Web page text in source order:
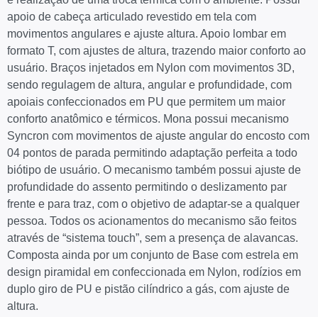
apoio de cabeça articulado revestido em tela com
movimentos angulares e ajuste altura. Apoio lombar em
formato T, com ajustes de altura, trazendo maior conforto ao
usuário. Braços injetados em Nylon com movimentos 3D,
sendo regulagem de altura, angular e profundidade, com
apoiais confeccionados em PU que permitem um maior
conforto anatômico e térmicos. Mona possui mecanismo
Syncron com movimentos de ajuste angular do encosto com
04 pontos de parada permitindo adaptação perfeita a todo
biótipo de usuário. O mecanismo também possui ajuste de
profundidade do assento permitindo o deslizamento par
frente e para traz, com o objetivo de adaptar-se a qualquer
pessoa. Todos os acionamentos do mecanismo são feitos
através de “sistema touch”, sem a presença de alavancas.
Composta ainda por um conjunto de Base com estrela em
design piramidal em confeccionada em Nylon, rodízios em
duplo giro de PU e pistão cilíndrico a gás, com ajuste de
altura.